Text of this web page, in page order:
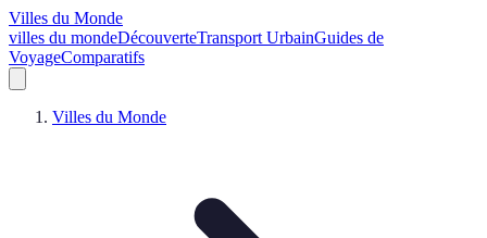
Villes du Monde
villes du mondeDécouverteTransport UrbainGuides de
VoyageComparatifs
Villes du Monde